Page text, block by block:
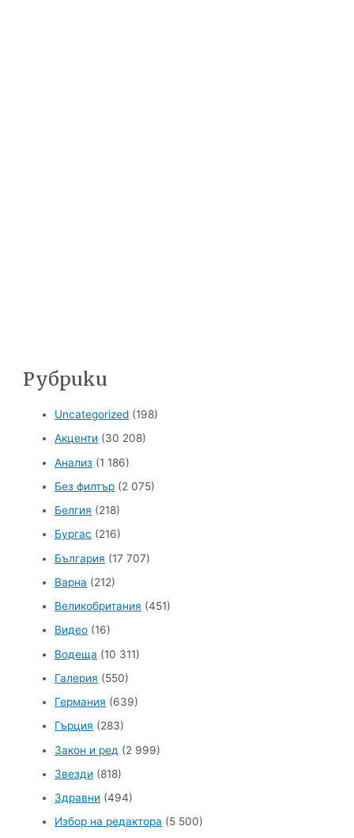
Рубрики
Uncategorized (198)
Акценти (30 208)
Анализ (1 186)
Без филтър (2 075)
Белгия (218)
Бургас (216)
България (17 707)
Варна (212)
Великобритания (451)
Видео (16)
Водеща (10 311)
Галерия (550)
Германия (639)
Гърция (283)
Закон и ред (2 999)
Звезди (818)
Здравни (494)
Избор на редактора (5 500)